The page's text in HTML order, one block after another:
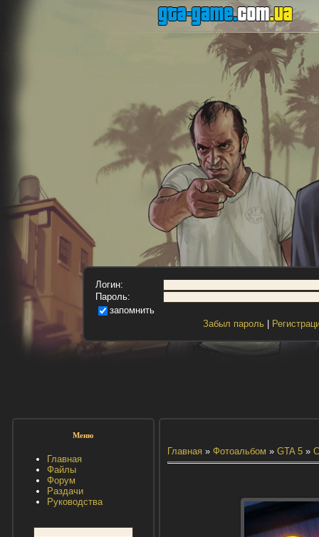
Логин:
Пароль:
запомнить
Забыл пароль|
Меню
Главная
Файлы
Форум
Раздачи
Руководства
Главная» Фотоальбом » GTA 5»